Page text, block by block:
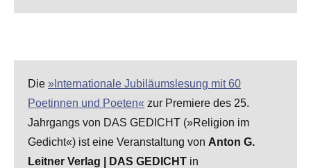
Die »Internationale Jubiläumslesung mit 60
Poetinnen und Poeten« zur Premiere des 25.
Jahrgangs von DAS GEDICHT (»Religion im
Gedicht«) ist eine Veranstaltung von Anton G.
Leitner Verlag | DAS GEDICHT in